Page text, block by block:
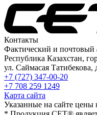
Контакты
Фактический и почтовый
Республика Казахстан,
ул. Саймасая
+7 (727) 347-00-20
+7 708 259 1249
Карта сайта
Указанные на сайте цены